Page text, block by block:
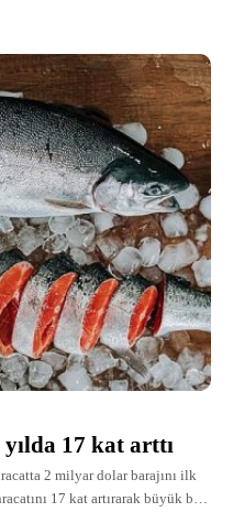
17 kat arttı
2 milyar dolar barajını ilk
17 kat artırarak büyük bir